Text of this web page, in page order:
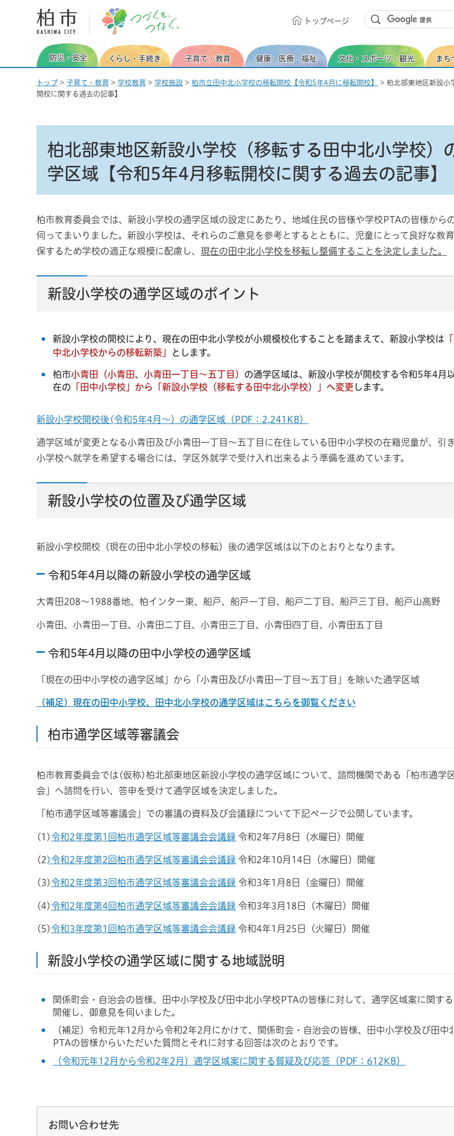
柏市 つづくを、つなぐ。
トップページ
防災・安全 くらし・手続き 子育て・教育 健康・医療・福祉 文化・スポーツ・観光 まち
トップ > 子育て・教育 > 学校教育 > 学校施設 > 柏市立田中北小学校の移転開校【令和5年4月に移転開校】
> 柏北部東地区新設小
開校に関する過去の記事】
柏北部東地区新設小学校（移転する田中北小学校）
学区域【令和5年4月移転開校に関する過去の記事】
柏市教育委員会では、新設小学校の通学区域の設定にあたり、地域住民の皆様や学校PTAの皆様から
伺ってまいりました。新設小学校は、それらのご意見を参考とするとともに、児童にとって良好な教
保するため学校の適正な規模に配慮し、 現在の田中北小学校を移転し整備することを決定しました。
新設小学校の通学区域のポイント
新設小学校の開校により、現在の田中北小学校が小規模校化することを踏まえて、新設小学校は
中北小学校からの移転新築」
とします。
柏市小青田（小青田、小青田一丁目～五丁目） の通学区域は、新設小学校が開校する令和5年4月
在の 「田中小学校」から「新設小学校（移転する田中北小学校）」へ変更 します。
新設小学校開校後(令和5年4月～）の通学区域（PDF：2,241KB）
通学区域が変更となる小青田及び小青田一丁目～五丁目に在住している田中小学校の在籍児童が、引
小学校へ就学を希望する場合には、学区外就学で受け入れ出来るよう準備を進めています。
新設小学校の位置及び通学区域
新設小学校開校（現在の田中北小学校の移転）後の通学区域は以下のとおりとなります。
令和5年4月以降の新設小学校の通学区域
大青田208～1988番地、柏インター東、船戸、船戸一丁目、船戸二丁目、船戸三丁目、船戸山高野
小青田、小青田一丁目、小青田二丁目、小青田三丁目、小青田四丁目、小青田五丁目
令和5年4月以降の田中小学校の通学区域
「現在の田中小学校の通学区域」から「小青田及び小青田一丁目～五丁目」を除いた通学区域
（補足）現在の田中小学校、田中北小学校の通学区域はこちらを御覧ください
柏市通学区域等審議会
柏市教育委員会では(仮称)柏北部東地区新設小学校の通学区域について、諮問機関である「柏市通学
会」へ諮問を行い、答申を受けて通学区域を決定しました。
「柏市通学区域等審議会」での審議の資料及び会議録について下記ページで公開しています。
(1)令和2年度第1回柏市通学区域等審議会会議録 令和2年7月8日（水曜日）開催
(2)令和2年度第2回柏市通学区域等審議会会議録 令和2年10月14日（水曜日）開催
(3)令和2年度第3回柏市通学区域等審議会会議録 令和3年1月8日（金曜日）開催
(4)令和2年度第4回柏市通学区域等審議会会議録 令和3年3月18日（木曜日）開催
(5)令和3年度第1回柏市通学区域等審議会会議録 令和4年1月25日（火曜日）開催
新設小学校の通学区域に関する地域説明
関係町会・自治会の皆様、田中小学校及び田中北小学校PTAの皆様に対して、通学区域案に関す
開催し、御意見を伺いました。
（補足）令和元年12月から令和2年2月にかけて、関係町会・自治会の皆様、田中小学校及び田中
PTAの皆様からいただいた質問とそれに対する回答は次のとおりです。
（令和元年12月から令和2年2月）通学区域案に関する質疑及び応答（PDF：612KB）
お問い合わせ先